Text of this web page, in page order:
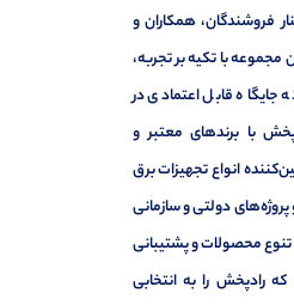
فروشندگان، همکاران و
با تکیه بر تجربه،
قابل اعتمادی در
با برندهای معتبر و
انواع تجهیزات برق
دولتی و سازمانی
محصولات و پشتیبانی
رادپخش را به انتخابی